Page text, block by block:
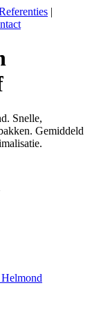
|
Snelle,
Gemiddeld